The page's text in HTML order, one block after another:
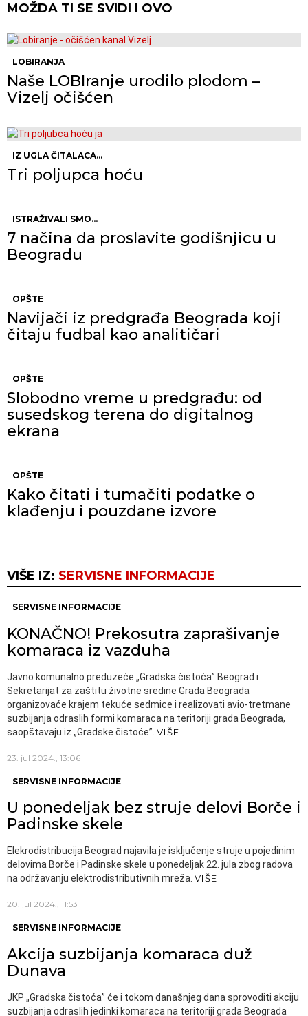
MOŽDA TI SE SVIDI I OVO
LOBIRANJA
Naše LOBIranje urodilo plodom –
Vizelj očišćen
IZ UGLA ČITALACA...
Tri poljupca hoću
ISTRAŽIVALI SMO...
7 načina da proslavite godišnjicu u
Beogradu
OPŠTE
Navijači iz predgrađa Beograda koji
čitaju fudbal kao analitičari
OPŠTE
Slobodno vreme u predgrađu: od
susedskog terena do digitalnog
ekrana
OPŠTE
Kako čitati i tumačiti podatke o
klađenju i pouzdane izvore
VIŠE IZ: SERVISNE INFORMACIJE
SERVISNE INFORMACIJE
KONAČNO! Prekosutra zaprašivanje
komaraca iz vazduha
Javno komunalno preduzeće „Gradska čistoća” Beograd i
Sekretarijat za zaštitu životne sredine Grada Beograda
organizovaće krajem tekuće sedmice i realizovati avio-tretmane
suzbijanja odraslih formi komaraca na teritoriji grada Beograda,
saopštavaju iz „Gradske čistoće”. VIŠE
23. jul 2024., 13:06
SERVISNE INFORMACIJE
U ponedeljak bez struje delovi Borče i
Padinske skele
Elekrodistribucija Beograd najavila je isključenje struje u pojedinim
delovima Borče i Padinske skele u ponedeljak 22. jula zbog radova
na održavanju elektrodistributivnih mreža. VIŠE
20. jul 2024., 11:53
SERVISNE INFORMACIJE
Akcija suzbijanja komaraca duž
Dunava
JKP „Gradska čistoća” će i tokom današnjeg dana sprovoditi akciju
suzbijanja odraslih jedinki komaraca na teritoriji grada Beograda